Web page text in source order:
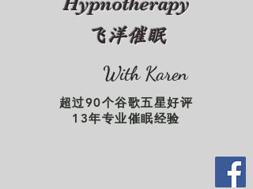
With Karen
飞洋催眠
超过90个谷歌五星好评
13年专业催眠经验